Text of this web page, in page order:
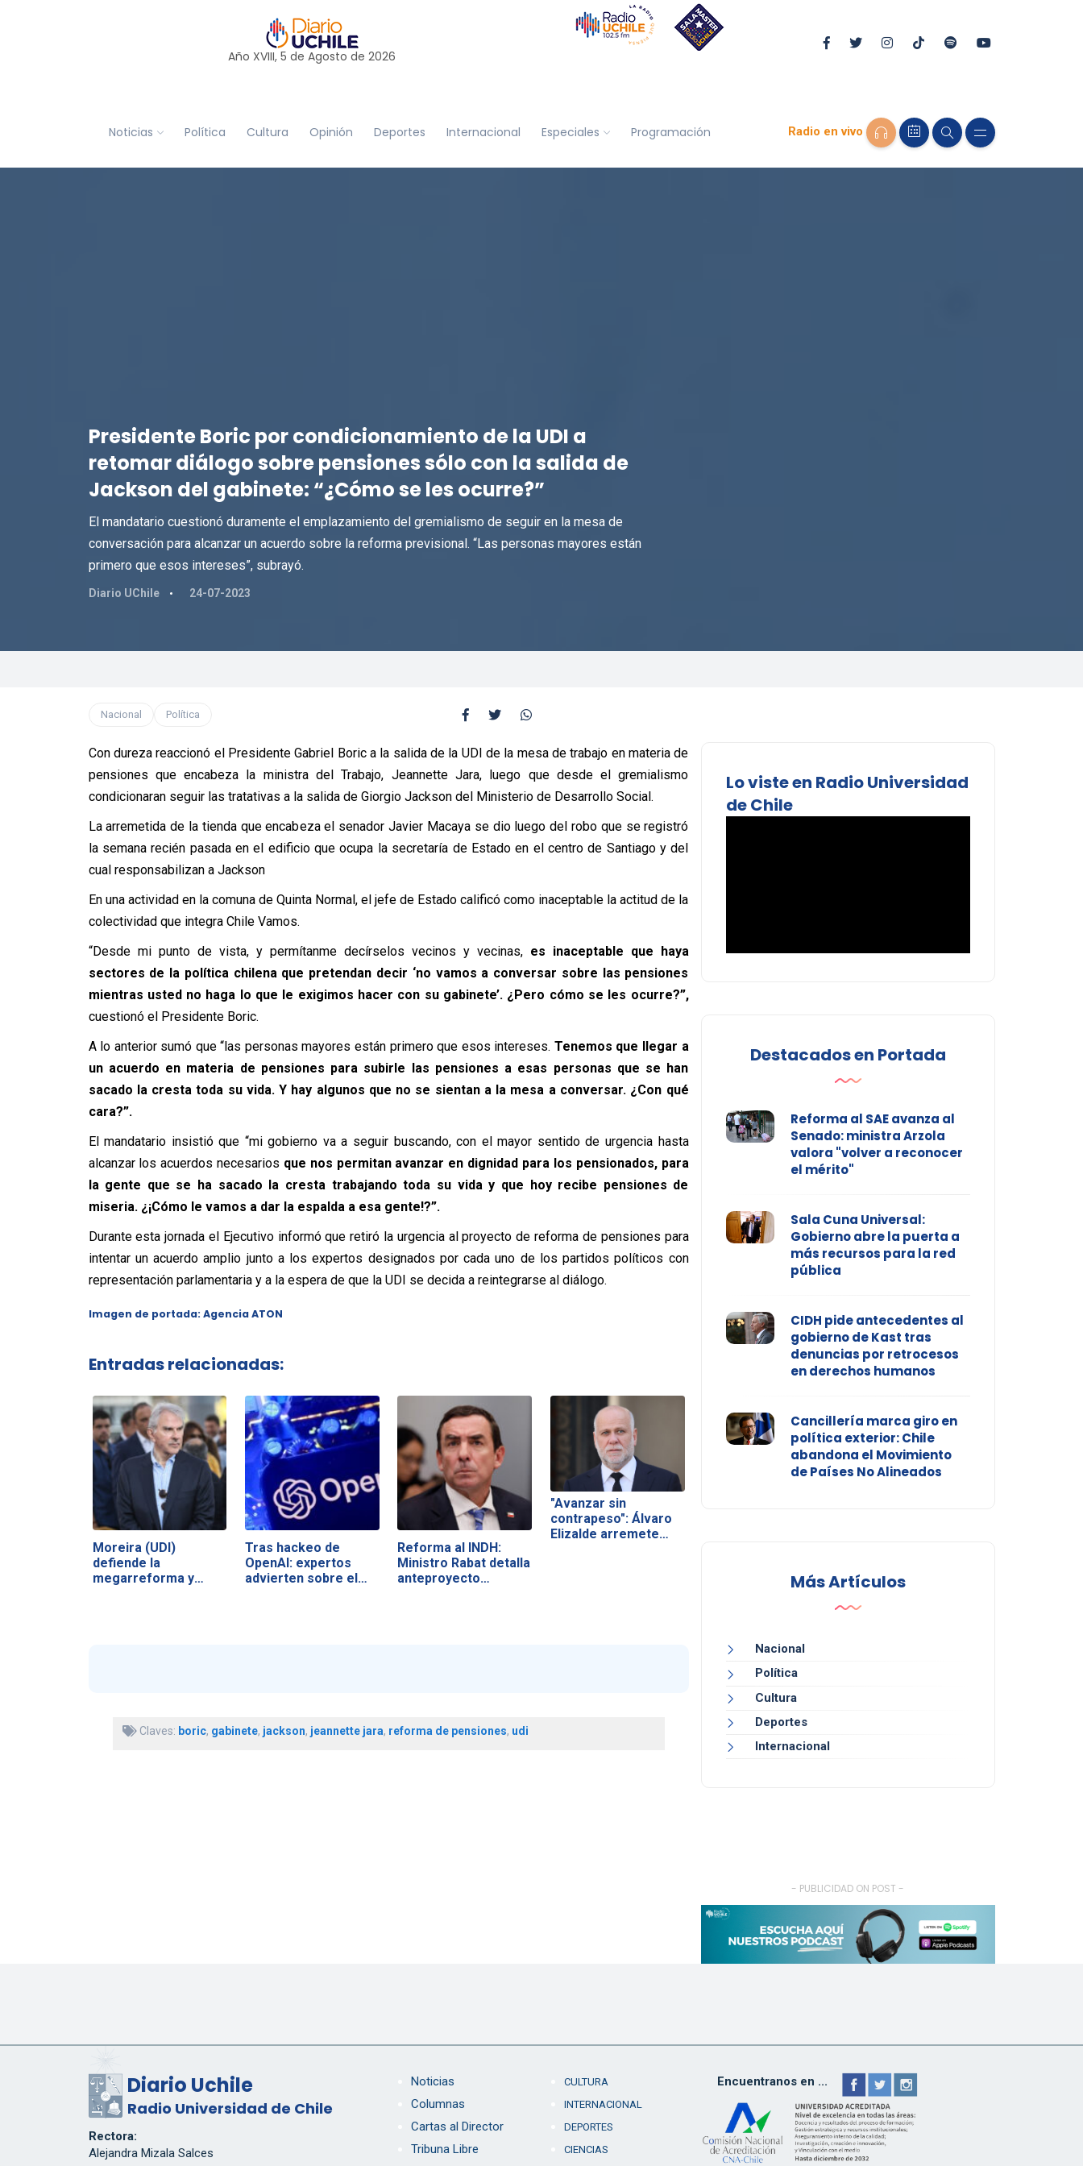
Año XVIII, 5 de Agosto de 2026
Noticias Política Cultura Opinión Deportes Internacional Especiales Programación Radio en vivo
Presidente Boric por condicionamiento de la UDI a
retomar diálogo sobre pensiones sólo con la salida de
Jackson del gabinete: “¿Cómo se les ocurre?”
El mandatario cuestionó duramente el emplazamiento del gremialismo de seguir en la mesa de
conversación para alcanzar un acuerdo sobre la reforma previsional. “Las personas mayores están
primero que esos intereses”, subrayó.
Diario UChile 24-07-2023
Nacional Política
Con dureza reaccionó el Presidente Gabriel Boric a la salida de la UDI de la mesa de trabajo en materia de
pensiones que encabeza la ministra del Trabajo, Jeannette Jara, luego que desde el gremialismo
condicionaran seguir las tratativas a la salida de Giorgio Jackson del Ministerio de Desarrollo Social.
La arremetida de la tienda que encabeza el senador Javier Macaya se dio luego del robo que se registró
la semana recién pasada en el edificio que ocupa la secretaría de Estado en el centro de Santiago y del
cual responsabilizan a Jackson
En una actividad en la comuna de Quinta Normal, el jefe de Estado calificó como inaceptable la actitud de la
colectividad que integra Chile Vamos.
“Desde mi punto de vista, y permítanme decírselos vecinos y vecinas, es inaceptable que haya
sectores de la política chilena que pretendan decir ‘no vamos a conversar sobre las pensiones
mientras usted no haga lo que le exigimos hacer con su gabinete’. ¿Pero cómo se les ocurre?”,
cuestionó el Presidente Boric.
A lo anterior sumó que “las personas mayores están primero que esos intereses. Tenemos que llegar a
un acuerdo en materia de pensiones para subirle las pensiones a esas personas que se han
sacado la cresta toda su vida. Y hay algunos que no se sientan a la mesa a conversar. ¿Con qué
cara?”.
El mandatario insistió que “mi gobierno va a seguir buscando, con el mayor sentido de urgencia hasta
alcanzar los acuerdos necesarios que nos permitan avanzar en dignidad para los pensionados, para
la gente que se ha sacado la cresta trabajando toda su vida y que hoy recibe pensiones de
miseria. ¿¡Cómo le vamos a dar la espalda a esa gente!?”.
Durante esta jornada el Ejecutivo informó que retiró la urgencia al proyecto de reforma de pensiones para
intentar un acuerdo amplio junto a los expertos designados por cada uno de los partidos políticos con
representación parlamentaria y a la espera de que la UDI se decida a reintegrarse al diálogo.
Imagen de portada: Agencia ATON
Entradas relacionadas:
Moreira (UDI)
defiende la
megarreforma y
Tras hackeo de
OpenAI: expertos
advierten sobre el…
Reforma al INDH:
Ministro Rabat detalla
anteproyecto…
"Avanzar sin
contrapeso": Álvaro
Elizalde arremete…
Claves: boric, gabinete, jackson, jeannette jara, reforma de pensiones, udi
Lo viste en Radio Universidad
de Chile
Destacados en Portada
Reforma al SAE avanza al
Senado: ministra Arzola
valora "volver a reconocer
el mérito"
Sala Cuna Universal:
Gobierno abre la puerta a
más recursos para la red
pública
CIDH pide antecedentes al
gobierno de Kast tras
denuncias por retrocesos
en derechos humanos
Cancillería marca giro en
política exterior: Chile
abandona el Movimiento
de Países No Alineados
Más Artículos
Nacional
Política
Cultura
Deportes
Internacional
- PUBLICIDAD ON POST -
Diario Uchile
Radio Universidad de Chile
Rectora:
Alejandra Mizala Salces
Noticias
Columnas
Cartas al Director
Tribuna Libre
CULTURA
INTERNACIONAL
DEPORTES
CIENCIAS
Encuentranos en ...